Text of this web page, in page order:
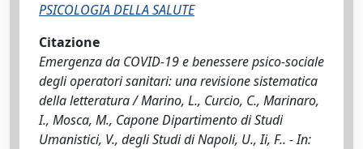
PSICOLOGIA DELLA SALUTE
Citazione
Emergenza da COVID-19 e benessere psico-sociale
degli operatori sanitari: una revisione sistematica
della letteratura / Marino, L., Curcio, C., Marinaro,
I., Mosca, M., Capone Dipartimento di Studi
Umanistici, V., degli Studi di Napoli, U., Ii, F.. - In: